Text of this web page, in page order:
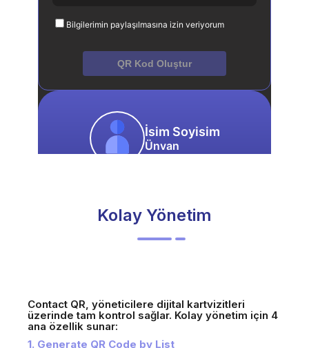
Kolay Yönetim
Contact QR, yöneticilere dijital kartvizitleri
üzerinde tam kontrol sağlar. Kolay yönetim için 4
ana özellik sunar:
1. Generate QR Code by List